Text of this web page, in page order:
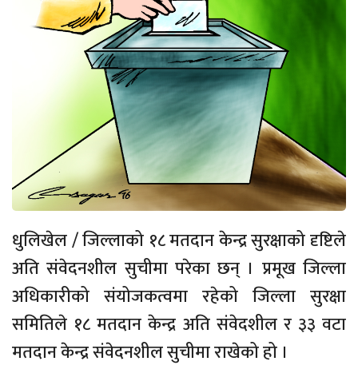
धुलिखेल / जिल्लाको १८ मतदान केन्द्र सुरक्षाको दृष्टिले
अति संवेदनशील सुचीमा परेका छन् । प्रमूख जिल्ला
अधिकारीको संयोजकत्वमा रहेको जिल्ला सुरक्षा
समितिले १८ मतदान केन्द्र अति संवेदशील र ३३ वटा
मतदान केन्द्र संवेदनशील सुचीमा राखेको हो ।